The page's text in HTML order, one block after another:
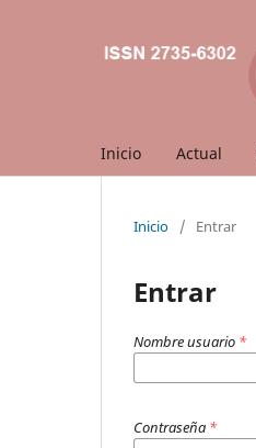
Inicio Actual
Inicio / Entrar
Entrar
Nombre usuario *
Contraseña *